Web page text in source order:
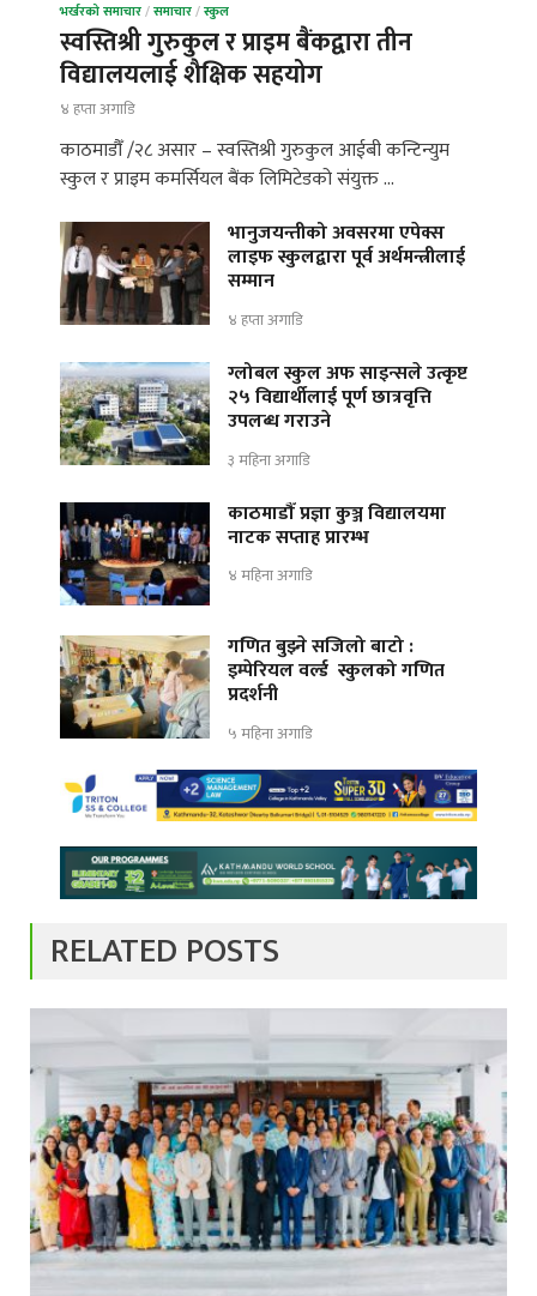
भर्खरको समाचार/समाचार/स्कुल
स्वस्तिश्री गुरुकुल र प्राइम बैंकद्वारा तीन
विद्यालयलाई शैक्षिक सहयोग
४ हप्ता अगाडि
काठमाडौँ /२८ असार – स्वस्तिश्री गुरुकुल आईबी कन्टिन्युम
स्कुल र प्राइम कमर्सियल बैंक लिमिटेडको संयुक्त …
भानुजयन्तीको अवसरमा एपेक्स
लाइफ स्कुलद्वारा पूर्व अर्थमन्त्रीलाई
सम्मान
४ हप्ता अगाडि
ग्लोबल स्कुल अफ साइन्सले उत्कृष्ट
२५ विद्यार्थीलाई पूर्ण छात्रवृत्ति
उपलब्ध गराउने
३ महिना अगाडि
काठमाडौँ प्रज्ञा कुञ्ज विद्यालयमा
नाटक सप्ताह प्रारम्भ
४ महिना अगाडि
गणित बुझ्ने सजिलो बाटो :
इम्पेरियल वर्ल्ड स्कुलको गणित
प्रदर्शनी
५ महिना अगाडि
RELATED POSTS